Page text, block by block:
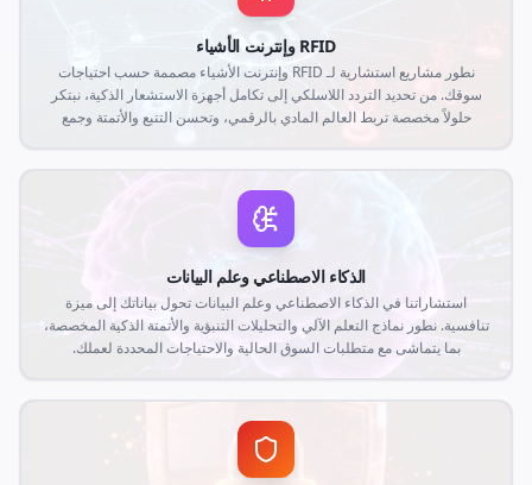
RFID وإنترنت الأشياء
نطور مشاريع استشارية لـ RFID وإنترنت الأشياء مصممة حسب احتياجات
سوقك. من تحديد التردد اللاسلكي إلى تكامل أجهزة الاستشعار الذكية، نبتكر
حلولاً مخصصة تربط العالم المادي بالرقمي، وتحسن التتبع والأتمتة وجمع
الذكاء الاصطناعي وعلم البيانات
استشاراتنا في الذكاء الاصطناعي وعلم البيانات تحول بياناتك إلى ميزة
تنافسية. نطور نماذج التعلم الآلي والتحليلات التنبؤية والأتمتة الذكية المخصصة،
بما يتماشى مع متطلبات السوق الحالية والاحتياجات المحددة لعملك.